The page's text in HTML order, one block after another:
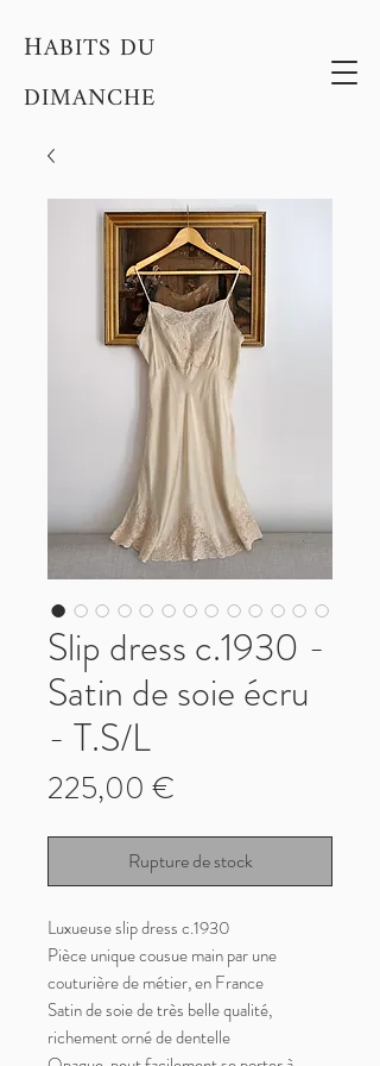
HABITS DU
DIMANCHE
Slip dress c.1930 -
Satin de soie écru
- T.S/L
225,00 €
Rupture de stock
Luxueuse slip dress c.1930
Pièce unique cousue main par une
couturière de métier, en France
Satin de soie de très belle qualité,
richement orné de dentelle